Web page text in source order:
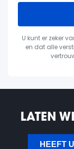
U kunt er zeker
en dat alle
LATEN
HEEFT